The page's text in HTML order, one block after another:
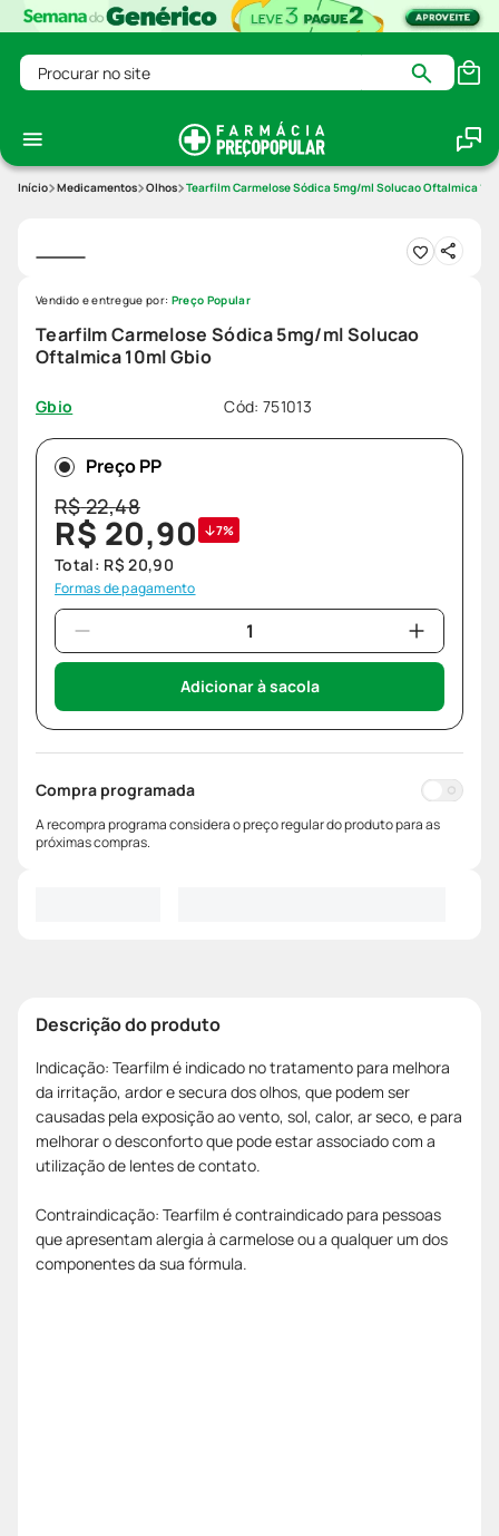
Procurar no site
Medicamentos Olhos Tearfilm Carmelose Sódica 5mg/ml Solucao Oftalmica
Tearfilm Carmelose Sódica 5mg/ml Solucao
Oftalmica 10ml Gbio
Gbio Cód: 751013
Vendido e entregue por: Preço Popular
Preço PP
R$22,48
R$ 20,90 7%
Total: R$ 20,90
Formas de pagamento
Adicionar à sacola
Compra programada
A recompra programa considera o preço regular do produto para as
próximas compras.
Descrição do produto
Indicação: Tearfilm é indicado no tratamento para melhora
da irritação, ardor e secura dos olhos, que podem ser
causadas pela exposição ao vento, sol, calor, ar seco, e para
melhorar o desconforto que pode estar associado com a
utilização de lentes de contato.
Contraindicação: Tearfilm é contraindicado para pessoas
que apresentam alergia à carmelose ou a qualquer um dos
componentes da sua fórmula.